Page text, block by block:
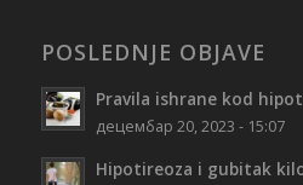
POSLEDNJE OBJAVE
Pravila ishrane kod
децембар 20, 2023 - 15:07
Hipotireoza i gubitak